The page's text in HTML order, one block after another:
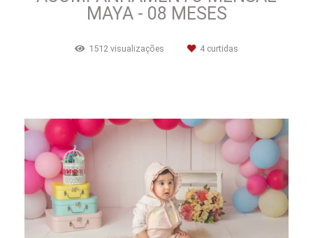
MAYA - 08 MESES
1512 visualizações 4curtidas